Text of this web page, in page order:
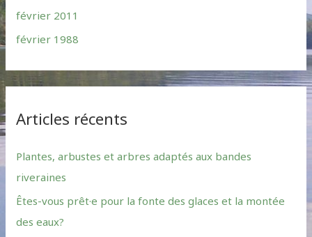
février 2011
février 1988
Articles récents
Plantes, arbustes et arbres adaptés aux bandes
riveraines
Êtes-vous prêt·e pour la fonte des glaces et la montée
des eaux?